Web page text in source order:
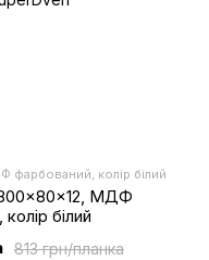
фарбований, колір білий
МДФ
білий
813 грн/планка